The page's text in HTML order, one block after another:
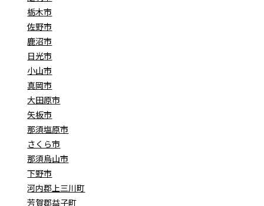
栃木市
佐野市
鹿沼市
日光市
小山市
真岡市
大田原市
矢板市
那須塩原市
さくら市
那須烏山市
下野市
河内郡上三川町
芳賀郡益子町